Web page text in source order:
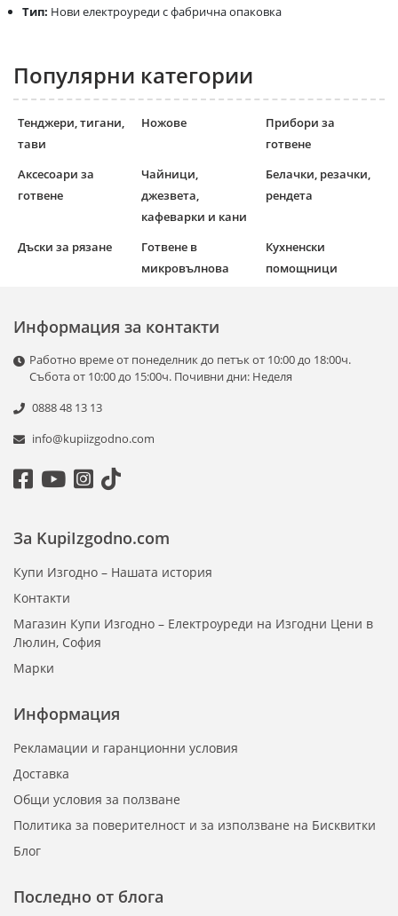
Тип: Нови електроуреди с фабрична опаковка
Популярни категории
Тенджери, тигани,
тави
Ножове
Прибори за
готвене
Аксесоари за
готвене
Чайници,
джезвета,
кафеварки и кани
Белачки, резачки,
рендета
Дъски за рязане
Готвене в
микровълнова
Кухненски
помощници
Информация за контакти
Работно време от понеделник до петък от 10:00 до 18:00ч.
Събота от 10:00 до 15:00ч. Почивни дни: Неделя
0888 48 13 13
info@kupiizgodno.com
Информация
Рекламации и гаранционни условия
Доставка
Общи условия за ползване
Политика за поверителност и за използване на Бисквитки
Блог
За KupiIzgodno.com
Купи Изгодно – Нашата история
Контакти
Магазин Купи Изгодно – Електроуреди на Изгодни Цени в
Люлин, София
Марки
Последно от блога